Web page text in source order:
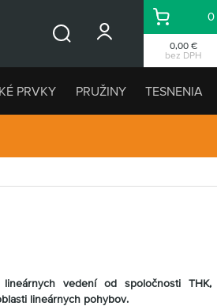
0,00 €
bez DPH
Košík
0
PRVKY PRUŽINY TESNENIA
lineárnych vedení od spoločnosti THK,
lineárnych pohybov.